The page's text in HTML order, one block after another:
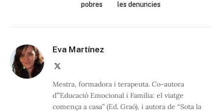
pobres
les denuncies
Eva Martínez
Mestra, formadora i terapeuta. Co-autora
d’”Educació Emocional i Família: el viatge
comença a casa” (Ed. Graó), i autora de “Sota la